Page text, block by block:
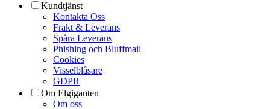
Kundtjänst
Kontakta Oss
Frakt & Leverans
Spåra Leverans
Phishing och Bluffmail
Cookies
Visselblåsare
GDPR
Om Elgiganten
Om oss